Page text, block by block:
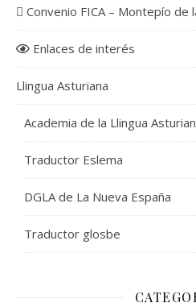
Convenio FICA – Montepío de
Enlaces de interés
Llingua Asturiana
Academia de la Llingua
Traductor Eslema
DGLA de La Nueva España
Traductor glosbe